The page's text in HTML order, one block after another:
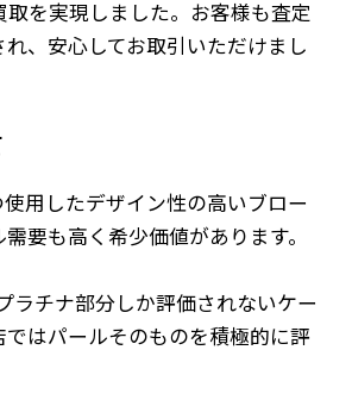
取を実現しました。お客様も査定
、安心してお取引いただけまし
用したデザイン性の高いブロー
要も高く希少価値があります。
ラチナ部分しか評価されないケー
ではパールそのものを積極的に評